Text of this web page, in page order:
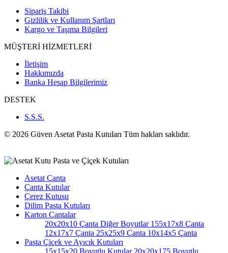
Sipariş Takibi
Gizlilik ve Kullanım Şartları
Kargo ve Taşıma Bilgileri
MÜŞTERİ HİZMETLERİ
İletişim
Hakkımızda
Banka Hesap Bilgilerimiz
DESTEK
S.S.S.
© 2026 Güven Asetat Pasta Kutuları Tüm hakları saklıdır.
Asetat Çanta
Çanta Kutular
Çerez Kutusu
Dilim Pasta Kutuları
Karton Çantalar
20x20x10 Çanta Diğer Boyutlar155x17x8 Çanta
12x17x7 Çanta 25x25x9 Çanta 10x14x5 Çanta
Pasta Çiçek ve Ayıcık Kutuları
15x15x20 Boyutlu Kutular20x20x175 Boyutlu